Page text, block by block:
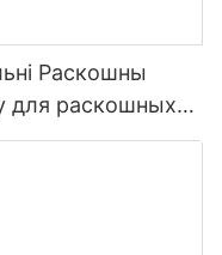
Раскошны
для раскошных